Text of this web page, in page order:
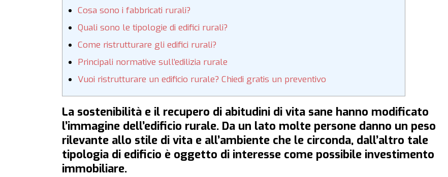
Cosa sono i fabbricati rurali?
Quali sono le tipologie di edifici rurali?
Come ristrutturare gli edifici rurali?
Principali normative sull’edilizia rurale
Vuoi ristrutturare un edificio rurale? Chiedi gratis un preventivo
La sostenibilità e il recupero di abitudini di vita sane hanno modificato
l’immagine dell’edificio rurale. Da un lato molte persone danno un peso
rilevante allo stile di vita e all’ambiente che le circonda, dall’altro tale
tipologia di edificio è oggetto di interesse come possibile investimento
immobiliare.